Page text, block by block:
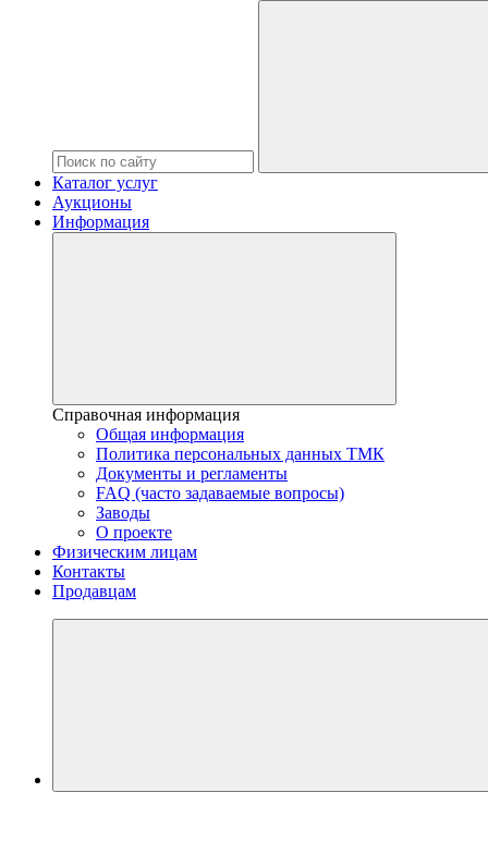
Каталог услуг
Аукционы
Информация
Справочная информация
Общая информация
Политика персональных данных ТМК
Документы и регламенты
FAQ (часто задаваемые вопросы)
Заводы
О проекте
Физическим лицам
Контакты
Продавцам